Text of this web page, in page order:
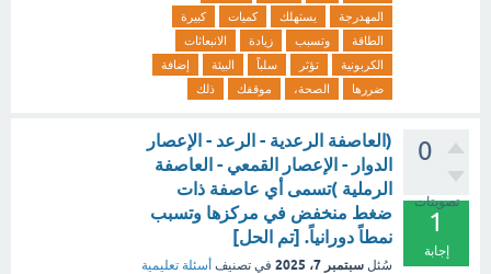
المهدرجة
يستهلك كميات
كبيرة
الطاقة
وتسبب زيادة
الانبعاثات
الكربونية
تؤثر سلباً البيئة
إضافة
ضررها
الصحة، موقفك ذلك
0
تصويتات
1
إجابة
(العاصفة الرعدية - الرعد - الإعصار
الدوار - الإعصار القمعي - العاصفة
الرملية )تسمى أي عاصفة ذات
ضغط منخفض في مركزها وتسبب
نمطاً دورانياً. [تم الحل]
سُئل سبتمبر 7، 2025 في تصنيف أسئلة تعليمية